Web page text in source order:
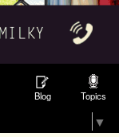
Blog Topics
▼